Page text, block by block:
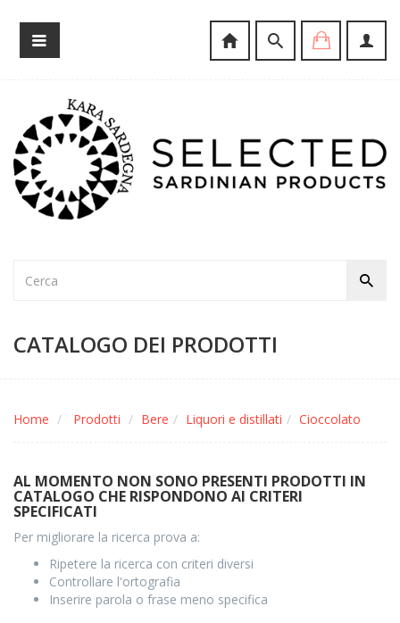
CATALOGO DEI PRODOTTI
Home Prodotti Bere Liquori e distillati Cioccolato
AL MOMENTO NON SONO PRESENTI PRODOTTI IN
CATALOGO CHE RISPONDONO AI CRITERI
SPECIFICATI
Per migliorare la ricerca prova a:
Ripetere la ricerca con criteri diversi
Controllare l'ortografia
Inserire parola o frase meno specifica